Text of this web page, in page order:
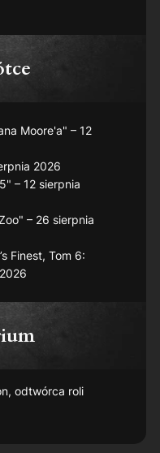
Moore'a" – 12
2026
– 12 sierpnia
– 26 sierpnia
Finest, Tom 6:
odtwórca roli